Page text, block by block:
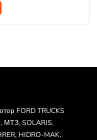
FORD TRUCKS
МТЗ, SOLARIS,
HIDRO-MAK,